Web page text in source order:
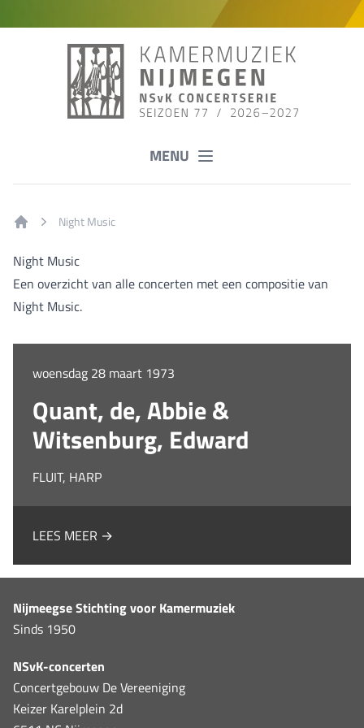
MENU
Night Music
Night Music
Een overzicht van alle concerten met een compositie van
Night Music.
woensdag 28 maart 1973
Quant, de, Abbie &
Witsenburg, Edward
FLUIT, HARP
LEES MEER →
Nijmeegse Stichting voor Kamermuziek
Sinds 1950
NSvK-concerten
Concertgebouw De Vereeniging
Keizer Karelplein 2d